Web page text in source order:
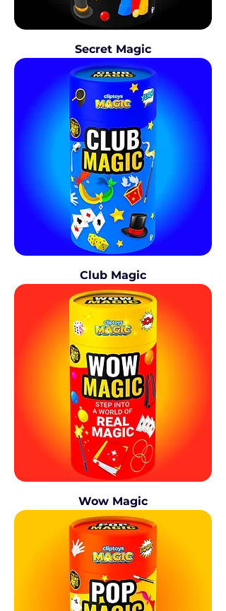
Secret Magic
Club Magic
Wow Magic